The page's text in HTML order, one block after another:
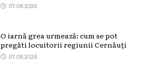
07.08.2026
O iarnă grea urmează: cum se pot
pregăti locuitorii regiunii Cernăuți
07.08.2026